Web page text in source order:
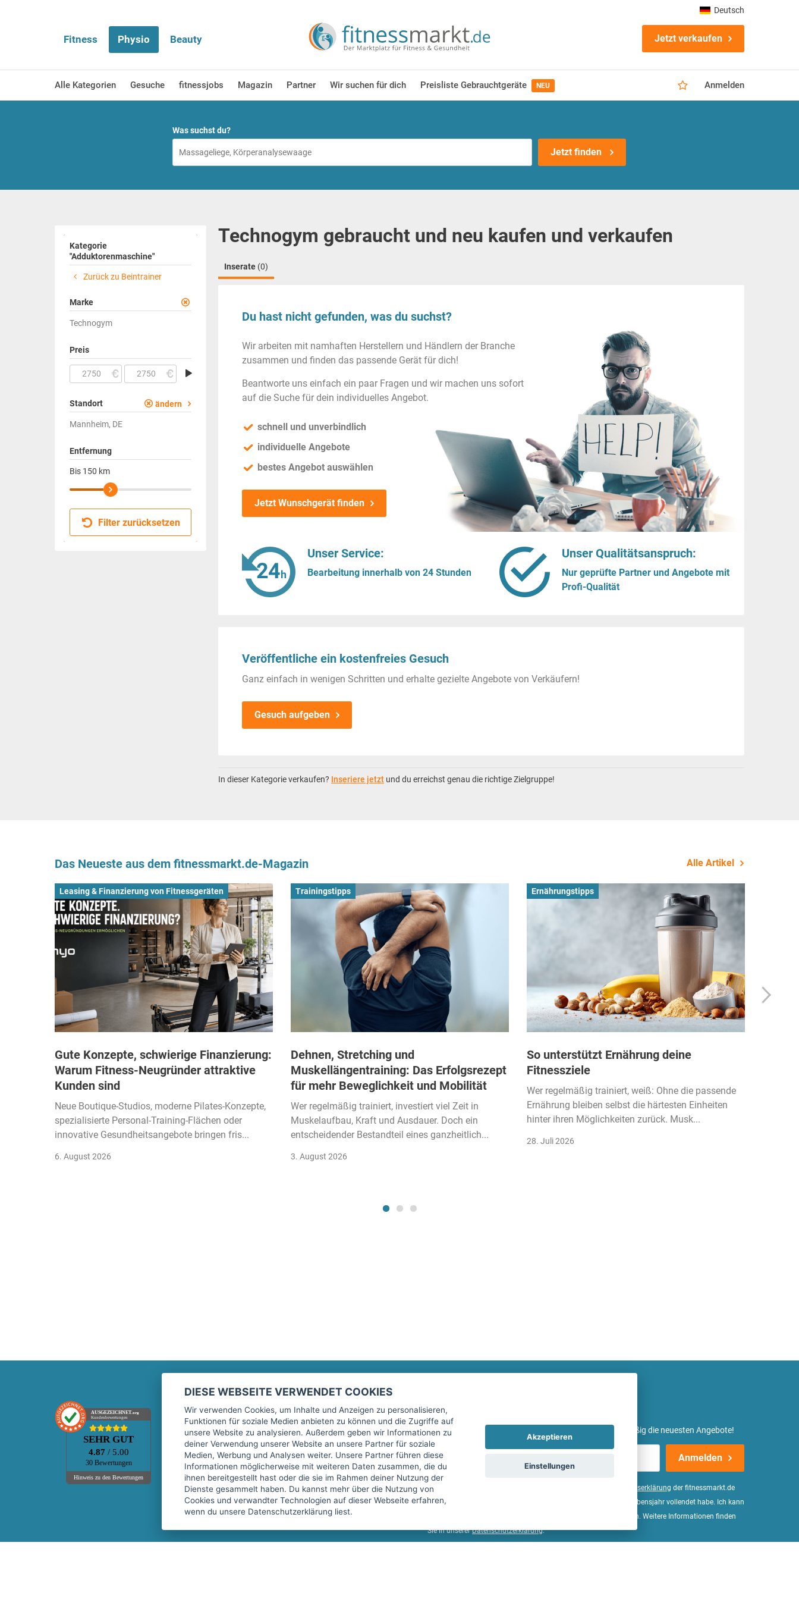
Fitness Physio Beauty Jetzt verkaufen
Alle Kategorien Gesuche fitnessjobs Magazin Partner Wir suchen für dich Preisliste Gebrauchtgeräte NEU Anmelden
Deutsch
Was suchst du?
Jetzt finden
Kategorie
"Adduktorenmaschine"
Zurück zu Beintrainer
Marke
Technogym
Preis
Standort ändern
Mannheim, DE
Entfernung
Bis 150 km
Filter zurücksetzen
Technogym gebraucht und neu kaufen und verkaufen
Inserate (0)
Du hast nicht gefunden, was du suchst?
Wir arbeiten mit namhaften Herstellern und Händlern der Branche
zusammen und finden das passende Gerät für dich!
Beantworte uns einfach ein paar Fragen und wir machen uns sofort
auf die Suche für dein individuelles Angebot.
schnell und unverbindlich
individuelle Angebote
bestes Angebot auswählen
Jetzt Wunschgerät finden
Unser Service:
Bearbeitung innerhalb von 24 Stunden
Unser Qualitätsanspruch:
Nur geprüfte Partner und Angebote mit
Profi-Qualität
Veröffentliche ein kostenfreies Gesuch
Ganz einfach in wenigen Schritten und erhalte gezielte Angebote von Verkäufern!
Gesuch aufgeben
In dieser Kategorie verkaufen? Inseriere jetzt und du erreichst genau die richtige Zielgruppe!
Das Neueste aus dem fitnessmarkt.de-Magazin Alle Artikel
Leasing & Finanzierung von Fitnessgeräten
Gute Konzepte, schwierige Finanzierung:
Warum Fitness-Neugründer attraktive
Kunden sind
Neue Boutique-Studios, moderne Pilates-Konzepte,
spezialisierte Personal-Training-Flächen oder
innovative Gesundheitsangebote bringen fris...
6. August 2026
Trainingstipps
Dehnen, Stretching und
Muskellängentraining: Das Erfolgsrezept
für mehr Beweglichkeit und Mobilität
Wer regelmäßig trainiert, investiert viel Zeit in
Muskelaufbau, Kraft und Ausdauer. Doch ein
entscheidender Bestandteil eines ganzheitlich...
3. August 2026
Ernährungstipps
So unterstützt Ernährung deine
Fitnessziele
Wer regelmäßig trainiert, weiß: Ohne die passende
Ernährung bleiben selbst die härtesten Einheiten
hinter ihren Möglichkeiten zurück. Musk...
28. Juli 2026
AUSGEZEICHNET.org
Kundenbewertungen
SEHR GUT
4.87 / 5.00
30 Bewertungen
Hinweis zu den Bewertungen
Marktplatz
Kontakt
Preise Marktplatz
FAQ Marktplatz
Über uns
Werbebuchungen
Rechtliches
Impressum
AGB
Datenschutz
Sicherheit
Top-Inserat kündigen
fitnessmarkt.de Newsletter
Trage dich hier für unseren Newsletter ein und erhalte regelmäßig die neuesten Angebote!
Anmelden
Ich stimme der Verarbeitung meiner Daten, wie in der Einwilligungserklärung der fitnessmarkt.de
services GmbH beschrieben, zu und bestätige, dass ich das 16. Lebensjahr vollendet habe. Ich kann
diese Einwilligung jederzeit mit Wirkung für die Zukunft widerrufen. Weitere Informationen finden
Sie in unsererDatenschutzerklärung.
DIESE WEBSEITE VERWENDET COOKIES
Wir verwenden Cookies, um Inhalte und Anzeigen zu personalisieren,
Funktionen für soziale Medien anbieten zu können und die Zugriffe auf
unsere Website zu analysieren. Außerdem geben wir Informationen zu
deiner Verwendung unserer Website an unsere Partner für soziale
Medien, Werbung und Analysen weiter. Unsere Partner führen diese
Informationen möglicherweise mit weiteren Daten zusammen, die du
ihnen bereitgestellt hast oder die sie im Rahmen deiner Nutzung der
Dienste gesammelt haben. Du kannst mehr über die Nutzung von
Cookies und verwandter Technologien auf dieser Webseite erfahren,
wenn du unsere Datenschutzerklärung liest.
Akzeptieren
Einstellungen